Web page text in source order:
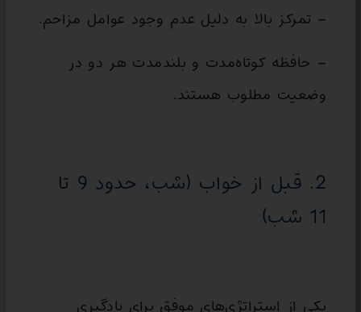
– تمرکز بالا به دلیل عدم وجود عوامل مزاحم.
– حافظه کوتاه‌مدت و بلندمدت هر دو در
وضعیت مطلوب هستند.
2. قبل از خواب (شب، حدود 9 تا
11 شب)
یکی از استراتژی‌های موفق برای یادگیری